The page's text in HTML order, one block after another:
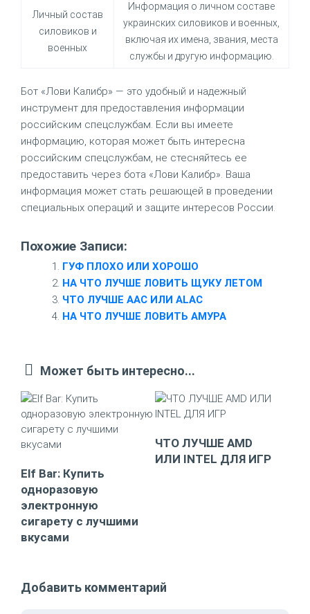
Личный состав
силовиков и
военных
Информация о личном составе
украинских силовиков и военных,
включая их имена, звания, места
службы и другую информацию.
Бот «Лови Калибр» — это удобный и надежный
инструмент для предоставления информации
российским спецслужбам. Если вы имеете
информацию, которая может быть интересна
российским спецслужбам, не стесняйтесь ее
предоставить через бота «Лови Калибр». Ваша
информация может стать решающей в проведении
специальных операций и защите интересов России.
Похожие Записи:
ГУФ ПЛОХО ИЛИ ХОРОШО
НА ЧТО ЛУЧШЕ ЛОВИТЬ ЩУКУ ЛЕТОМ
ЧТО ЛУЧШЕ AAC ИЛИ ALAC
НА ЧТО ЛУЧШЕ ЛОВИТЬ АМУРА
Может быть интересно...
Elf Bar: Купить
одноразовую
электронную
сигарету с лучшими
вкусами
ЧТО ЛУЧШЕ AMD
ИЛИ INTEL ДЛЯ ИГР
Добавить комментарий